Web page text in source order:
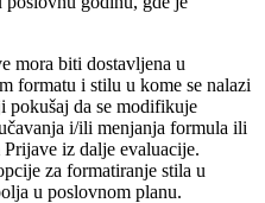
mora biti dostavljena u
formatu i stilu u kome se nalazi
pokušaj da se modifikuje
i/ili menjanja formula ili
iz dalje evaluacije.
za formatiranje stila u
u poslovnom planu.